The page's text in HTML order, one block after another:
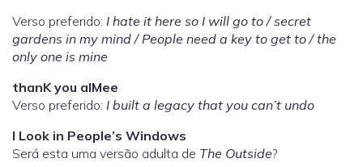
Verso preferido: I hate it here so I will go to / secret
gardens in my mind / People need a key to get to / the
only one is mine
thanK you aIMee
Verso preferido: I built a legacy that you can’t undo
I Look in People’s Windows
Será esta uma versão adulta de The Outside?